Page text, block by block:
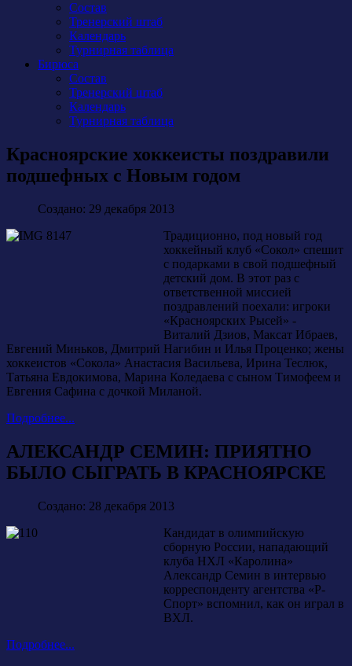
Состав
Тренерский штаб
Календарь
Турнирная таблица
Бирюса
Состав
Тренерский штаб
Календарь
Турнирная таблица
Красноярские хоккеисты поздравили
подшефных с Новым годом
Создано: 29 декабря 2013
Традиционно, под новый год
хоккейный клуб «Сокол» спешит
с подарками в свой подшефный
детский дом. В этот раз с
ответственной миссией
поздравлений поехали: игроки
«Красноярских Рысей» -
Виталий Дзиов, Максат Ибраев,
Евгений Миньков, Дмитрий Нагибин и Илья Проценко; жены
хоккеистов «Сокола» Анастасия Васильева, Ирина Теслюк,
Татьяна Евдокимова, Марина Коледаева с сыном Тимофеем и
Евгения Сафина с дочкой Миланой.
Подробнее...
АЛЕКСАНДР СЕМИН: ПРИЯТНО
БЫЛО СЫГРАТЬ В КРАСНОЯРСКЕ
Создано: 28 декабря 2013
Кандидат в олимпийскую
сборную России, нападающий
клуба НХЛ «Каролина»
Александр Семин в интервью
корреспонденту агентства «Р-
Спорт» вспомнил, как он играл в
ВХЛ.
Подробнее...